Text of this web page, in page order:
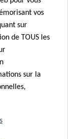
vos
sur
de TOUS les
sur la